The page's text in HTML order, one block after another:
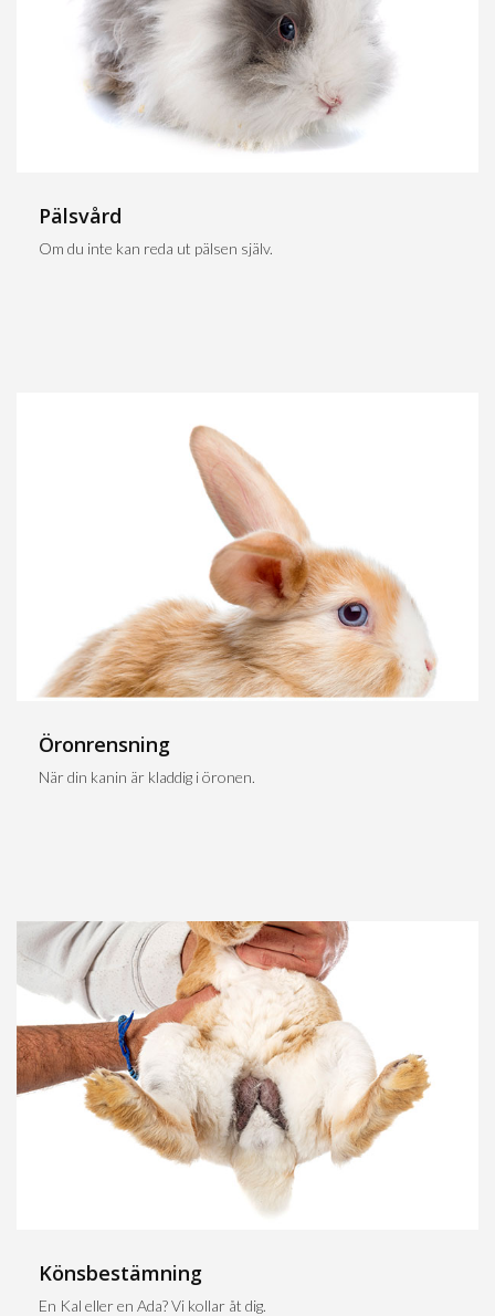
Pälsvård
Om du inte kan reda ut pälsen själv.
Öronrensning
När din kanin är kladdig i öronen.
Könsbestämning
En Kal eller en Ada? Vi kollar åt dig.